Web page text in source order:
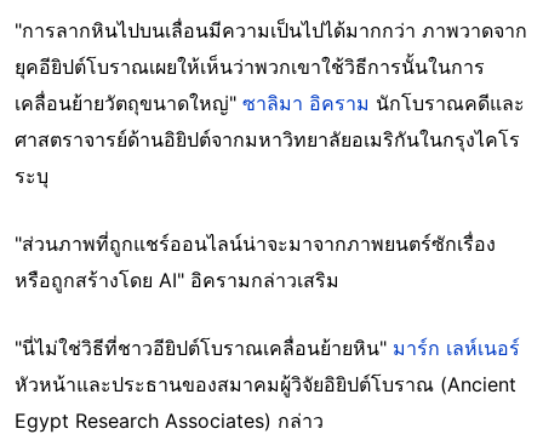
"การลากหินไปบนเลื่อนมีความเป็นไปได้มากกว่า ภาพวาดจาก
ยุคอียิปต์โบราณเผยให้เห็นว่าพวกเขาใช้วิธีการนั้นในการ
เคลื่อนย้ายวัตถุขนาดใหญ่" ซาลิมา อิคราม นักโบราณคดีและ
ศาสตราจารย์ด้านอิยิปต์จากมหาวิทยาลัยอเมริกันในกรุงไคโร
ระบุ
"ส่วนภาพที่ถูกแชร์ออนไลน์น่าจะมาจากภาพยนตร์ซักเรื่อง
หรือถูกสร้างโดย AI" อิครามกล่าวเสริม
"นี่ไม่ใช่วิธีที่ชาวอียิปต์โบราณเคลื่อนย้ายหิน" มาร์ก เลห์เนอร์
หัวหน้าและประธานของสมาคมผู้วิจัยอิยิปต์โบราณ (Ancient
Egypt Research Associates) กล่าว